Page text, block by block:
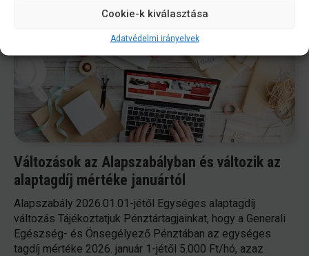
Cookie-k kiválasztása
Adatvédelmi irányelvek
Változások az Alapszabályban és változik az
alaptagdíj mértéke januártól
Alapszabály 2026.01.01-jétől Egységes alaptagdíj
változás Tájékoztatjuk Pénztártagjainkat, hogy a Generali
Egészség- és Önsegélyező Pénztában az egységes
tagdíj mértéke 2026. január 1-jétől 5.000 Ft/hó, azaz